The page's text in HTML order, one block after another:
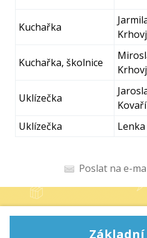
Kuchařka
Kuchařka, školnice
Uklízečka
Uklízečka
Poslat na e-
Základní